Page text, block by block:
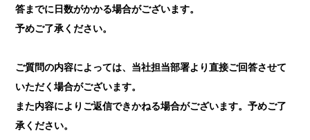
答までに日数がかかる場合がございます。
予めご了承ください。
ご質問の内容によっては、当社担当部署より直接ご回答させて
いただく場合がございます。
また内容によりご返信できかねる場合がございます。予めご了
承ください。